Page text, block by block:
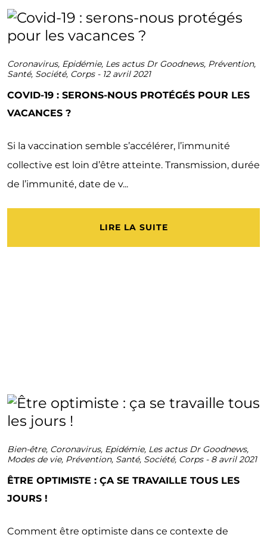
Coronavirus, Epidémie, Les actus Dr Goodnews, Prévention,
Santé, Société, Corps- 12 avril 2021
COVID-19 : SERONS-NOUS PROTÉGÉS POUR LES
VACANCES ?
Si la vaccination semble s’accélérer, l’immunité
collective est loin d’être atteinte. Transmission, durée
de l’immunité, date de v...
LIRE LA SUITE
Bien-être, Coronavirus, Epidémie, Les actus Dr Goodnews,
Modes de vie, Prévention, Santé, Société, Corps- 8 avril 2021
ÊTRE OPTIMISTE : ÇA SE TRAVAILLE TOUS LES
JOURS !
Comment être optimiste dans ce contexte de